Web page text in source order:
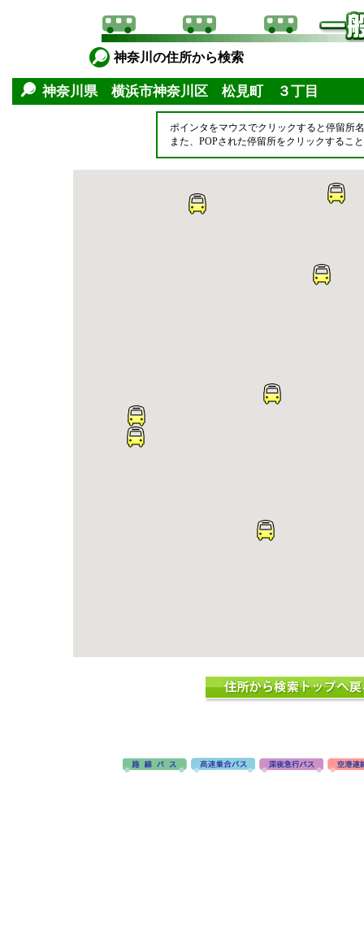
神奈川の住所から検索
神奈川県 横浜市神奈川区 松見町 ３丁目
ポインタをマウスでクリックすると停留所
また、POPされた停留所をクリックするこ